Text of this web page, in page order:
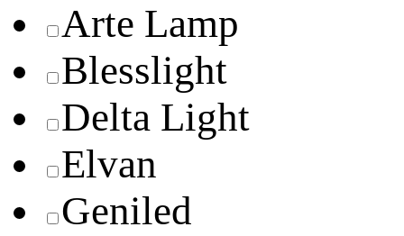
Arte Lamp
Blesslight
Delta Light
Elvan
Geniled